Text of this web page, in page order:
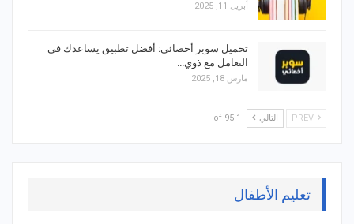
أبريل 11, 2025
تحميل سوبر أخصائي: أفضل تطبيق يساعدك في
التعامل مع ذوي…
مارس 18, 2025
التالي 1 of 95
تعليم الأطفال